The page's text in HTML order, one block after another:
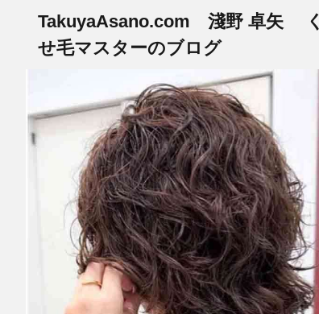
TakuyaAsano.com 淺野 卓矢 く
せ毛マスターのブログ